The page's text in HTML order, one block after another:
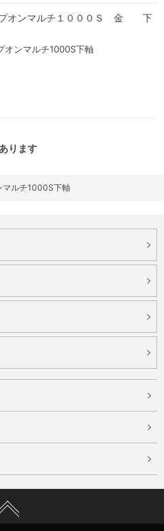
プオンマルチ１０００Ｓ 金 下
オンマルチ1000S下軸
ります
マルチ1000S下軸